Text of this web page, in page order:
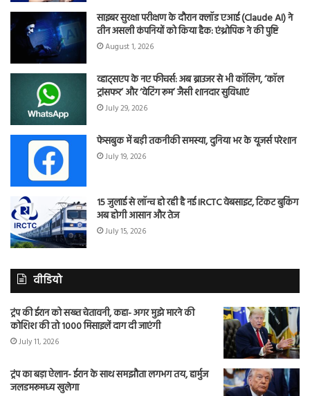
साइबर सुरक्षा परीक्षण के दौरान क्लॉड एआई (Claude AI) ने
तीन असली कंपनियों को किया हैक: एंथ्रोपिक ने की पुष्टि
August 1, 2026
व्हाट्सएप के नए फीचर्स: अब ब्राउजर से भी कॉलिंग, ‘कॉल
ट्रांसफर’ और ‘वेटिंग रूम’ जैसी शानदार सुविधाएं
July 29, 2026
फेसबुक में बड़ी तकनीकी समस्या, दुनिया भर के यूजर्स परेशान
July 19, 2026
15 जुलाई से लॉन्च हो रही है नई IRCTC वेबसाइट, टिकट बुकिंग
अब होगी आसान और तेज
July 15, 2026
वीडियो
ट्रंप की ईरान को सख्त चेतावनी, कहा- अगर मुझे मारने की
कोशिश की तो 1000 मिसाइलें दाग दी जाएंगी
July 11, 2026
ट्रंप का बड़ा ऐलान- ईरान के साथ समझौता लगभग तय, हार्मुज
जलडमरूमध्य खुलेगा